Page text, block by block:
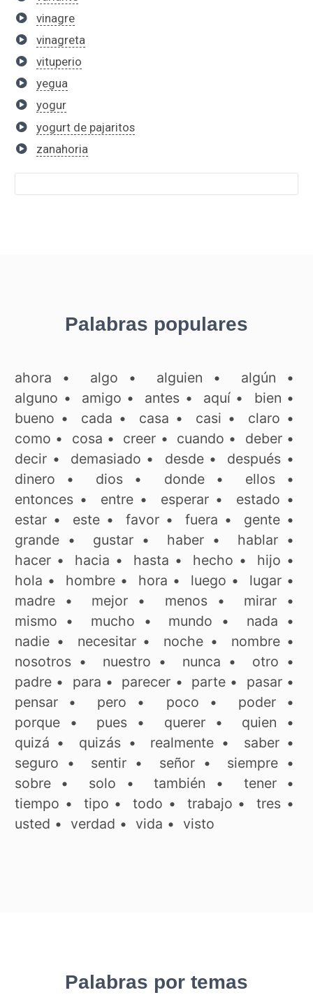
vinagre
vinagreta
vituperio
yegua
yogur
yogurt de pajaritos
zanahoria
Palabras populares
ahora • algo • alguien • algún •
alguno • amigo • antes • aquí• bien •
bueno • cada • casa • casi • claro •
como • cosa • creer • cuando • deber•
decir • demasiado • desde• después •
dinero • dios • donde• ellos •
entonces • entre• esperar• estado •
estar • este •favor •fuera • gente •
grande • gustar• haber• hablar•
hacer • hacia • hasta • hecho • hijo •
hola • hombre• hora • luego • lugar•
madre • mejor • menos• mirar •
mismo • mucho • mundo • nada •
nadie • necesitar• noche • nombre•
nosotros • nuestro • nunca • otro •
padre • para • parecer • parte • pasar•
pensar • pero • poco • poder•
porque • pues • querer• quien •
quizá • quizás • realmente • saber•
seguro • sentir • señor• siempre •
sobre • solo •también • tener•
tiempo • tipo •todo • trabajo •tres •
usted • verdad • vida • visto
Palabras por temas